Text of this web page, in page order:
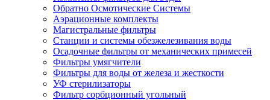
Обратно Осмотические Системы
Аэрационные комплекты
Магистральные фильтры
Станции и системы обезжелезивания воды
Осадочные фильтры от механических примесей
Фильтры умягчители
Фильтры для воды от железа и жесткости
УФ стерилизаторы
Фильтр сорбционный угольный